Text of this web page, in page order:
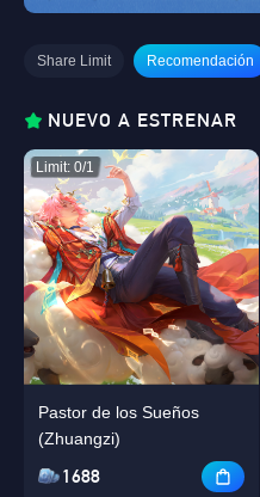
Share Limit Recomendación
NUEVO A ESTRENAR
Limit: 0/1
Pastor de los Sueños
(Zhuangzi)
1688